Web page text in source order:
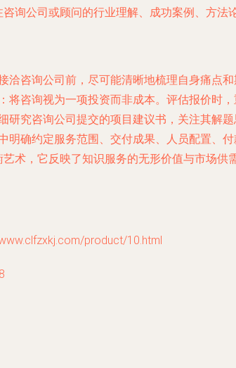
询公司或顾问的行业理解、成功案例、方法
洽咨询公司前，尽可能清晰地梳理自身痛点
：将咨询视为一项投资而非成本。评估报价时
研究咨询公司提交的项目建议书，关注其解
明确约定服务范围、交付成果、人员配置、
术，它反映了知识服务的无形价值与市场
product/10.html